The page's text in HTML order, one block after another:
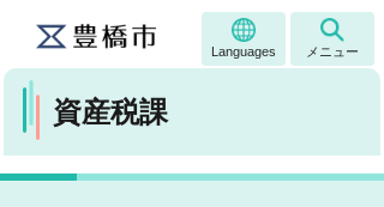
Languages メニュー
資産税課